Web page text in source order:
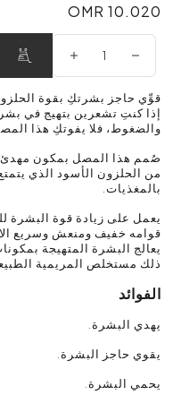
10.020 OMR
10.020 OMR
قوِّي حاجز بشرتكِ بقوة
إذا كنتِ تشعرين بتهيج في
والضغوط، فلا يفوتكِ هذا
صُمم هذا المصل بمكون
من الحلزون الأسود الذي
بالمغذيات.
يعمل على زيادة قوة البشرة
قوامه خفيف ومنعش وسريع
يعالج البشرة المتهيجة
ذلك مستخلص المريمية
الفوائد
يهدي البشرة.
يقوي حاجز البشرة.
يحمي البشرة.